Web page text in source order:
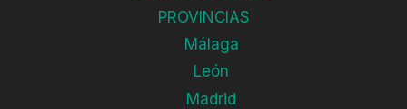
PROVINCIAS
Málaga
León
Madrid